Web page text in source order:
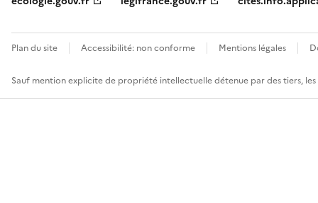
Plan du site Accessibilité: non conforme Mentions légales
Sauf mention explicite de propriété intellectuelle détenue par des tiers,